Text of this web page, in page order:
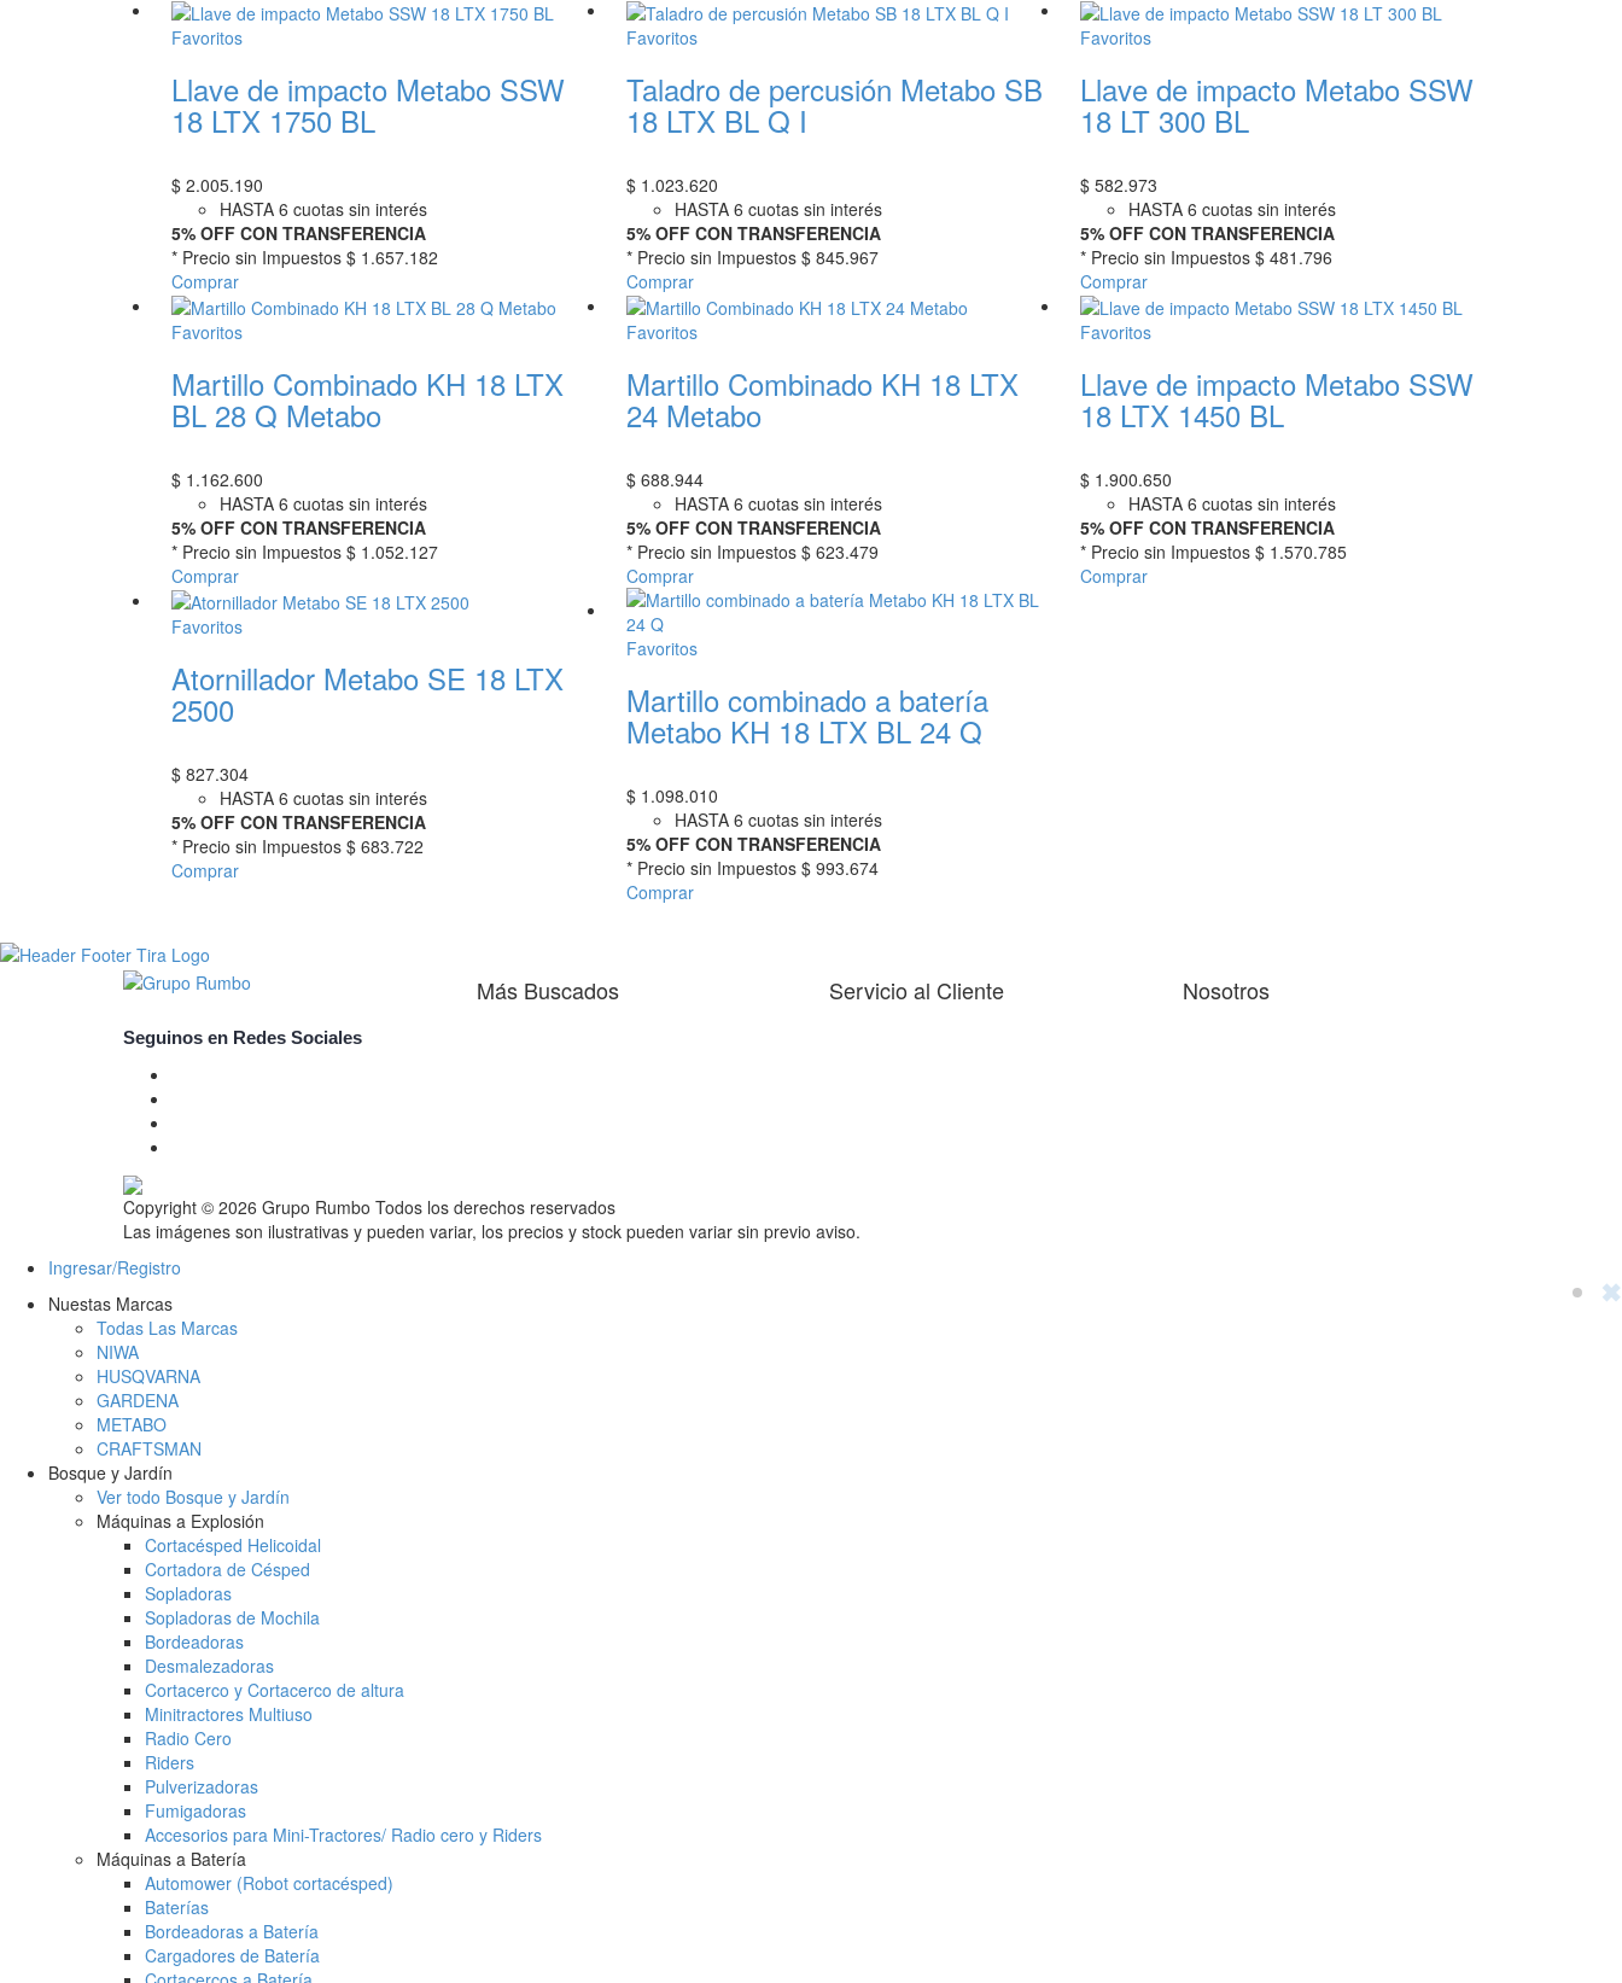
Favoritos
Llave de impacto Metabo SSW
18 LTX 1750 BL
$ 2.005.190
HASTA 6 cuotas sin interés
5% OFF CON TRANSFERENCIA
* Precio sin Impuestos $ 1.657.182
Comprar
Favoritos
Taladro de percusión Metabo SB
18 LTX BL Q I
$ 1.023.620
HASTA 6 cuotas sin interés
5% OFF CON TRANSFERENCIA
* Precio sin Impuestos $ 845.967
Comprar
Favoritos
Llave de impacto Metabo SSW
18 LT 300 BL
$582.973
HASTA 6 cuotas sin interés
5% OFF CON TRANSFERENCIA
* Precio sin Impuestos$ 481.796
Comprar
Favoritos
Martillo Combinado KH 18 LTX
BL 28 Q Metabo
$ 1.162.600
HASTA 6 cuotas sin interés
5% OFF CON TRANSFERENCIA
* Precio sin Impuestos $ 1.052.127
Comprar
Favoritos
Martillo Combinado KH 18 LTX
24 Metabo
$ 688.944
HASTA 6 cuotas sin interés
5% OFF CON TRANSFERENCIA
* Precio sin Impuestos $ 623.479
Comprar
Favoritos
Llave de impacto Metabo SSW
18 LTX 1450 BL
$ 1.900.650
HASTA 6 cuotas sin interés
5% OFF CON TRANSFERENCIA
* Precio sin Impuestos$ 1.570.785
Comprar
Favoritos
Atornillador Metabo SE 18 LTX
2500
$ 827.304
HASTA 6 cuotas sin interés
5% OFF CON TRANSFERENCIA
* Precio sin Impuestos $ 683.722
Comprar
Favoritos
Martillo combinado a batería
Metabo KH 18 LTX BL 24 Q
$ 1.098.010
HASTA 6 cuotas sin interés
5% OFF CON TRANSFERENCIA
* Precio sin Impuestos $ 993.674
Comprar
Seguinos en Redes Sociales
Más Buscados Servicio al Cliente Nosotros
Copyright © 2026 Grupo Rumbo Todos los derechos reservados
Las imágenes son ilustrativas y pueden variar, los precios y stock pueden variar sin previo aviso.
Ingresar/Registro
✖
Nuestas Marcas
Todas Las Marcas
NIWA
HUSQVARNA
GARDENA
METABO
CRAFTSMAN
Bosque y Jardín
Ver todo Bosque y Jardín
Máquinas a Explosión
Cortacésped Helicoidal
Cortadora de Césped
Sopladoras
Sopladoras de Mochila
Bordeadoras
Desmalezadoras
Cortacerco y Cortacerco de altura
Minitractores Multiuso
Radio Cero
Riders
Pulverizadoras
Fumigadoras
Accesorios para Mini-Tractores/ Radio cero y Riders
Máquinas a Batería
Automower (Robot cortacésped)
Baterías
Bordeadoras a Batería
Cargadores de Batería